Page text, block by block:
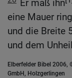
Er maß ihn
eine Mauer
und die Breite
und dem
Elberfelder Bibel 2006,
GmbH, Holzgerlingen